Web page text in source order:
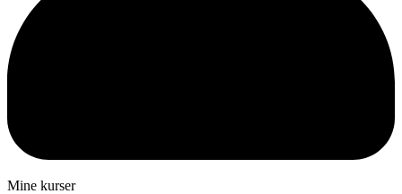
Mine kurser